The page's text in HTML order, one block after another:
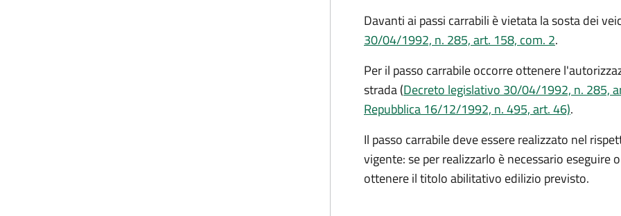
Davanti ai passi carrabili è vietata la sosta dei
30/04/1992, n. 285, art. 158, com. 2.
Per il passo carrabile occorre ottenere
strada (Decreto legislativo 30/04/1992, n. 285,
Repubblica 16/12/1992, n. 495, art. 46).
Il passo carrabile deve essere realizzato nel
vigente: se per realizzarlo è necessario eseguire
ottenere il titolo abilitativo edilizio previsto.